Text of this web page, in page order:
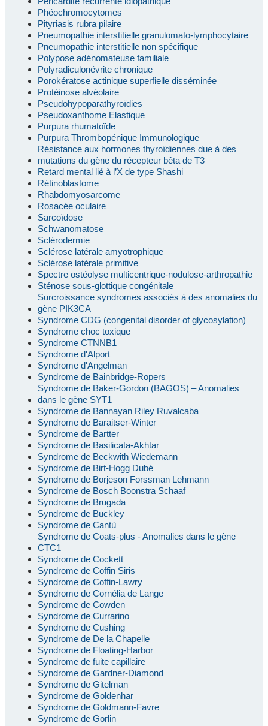
Phéochromocytomes
Pityriasis rubra pilaire
Pneumopathie interstitielle granulomato-lymphocytaire
Pneumopathie interstitielle non spécifique
Polypose adénomateuse familiale
Polyradiculonévrite chronique
Porokératose actinique superfielle disséminée
Protéinose alvéolaire
Pseudohypoparathyroïdies
Pseudoxanthome Elastique
Purpura rhumatoïde
Purpura Thrombopénique Immunologique
Résistance aux hormones thyroïdiennes due à des
mutations du gène du récepteur bêta de T3
Retard mental lié à l’X de type Shashi
Rétinoblastome
Rhabdomyosarcome
Rosacée oculaire
Sarcoïdose
Schwanomatose
Sclérodermie
Sclérose latérale amyotrophique
Sclérose latérale primitive
Spectre ostéolyse multicentrique-nodulose-arthropathie
Sténose sous-glottique congénitale
Surcroissance syndromes associés à des anomalies du
gène PIK3CA
Syndrome CDG (congenital disorder of glycosylation)
Syndrome choc toxique
Syndrome CTNNB1
Syndrome d'Alport
Syndrome d'Angelman
Syndrome de Bainbridge-Ropers
Syndrome de Baker-Gordon (BAGOS) – Anomalies
dans le gène SYT1
Syndrome de Bannayan Riley Ruvalcaba
Syndrome de Baraitser-Winter
Syndrome de Bartter
Syndrome de Basilicata-Akhtar
Syndrome de Beckwith Wiedemann
Syndrome de Birt-Hogg Dubé
Syndrome de Borjeson Forssman Lehmann
Syndrome de Bosch Boonstra Schaaf
Syndrome de Brugada
Syndrome de Buckley
Syndrome de Cantù
Syndrome de Coats-plus - Anomalies dans le gène
CTC1
Syndrome de Cockett
Syndrome de Coffin Siris
Syndrome de Coffin-Lawry
Syndrome de Cornélia de Lange
Syndrome de Cowden
Syndrome de Currarino
Syndrome de Cushing
Syndrome de De la Chapelle
Syndrome de Floating-Harbor
Syndrome de fuite capillaire
Syndrome de Gardner-Diamond
Syndrome de Gitelman
Syndrome de Goldenhar
Syndrome de Goldmann-Favre
Syndrome de Gorlin